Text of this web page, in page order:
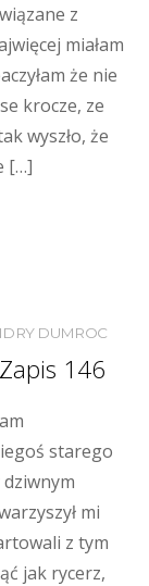
z
miałam
że nie
krocze, ze
wyszło, że
[…]
DUMROC
146
starego
mi
z tym
jak rycerz,